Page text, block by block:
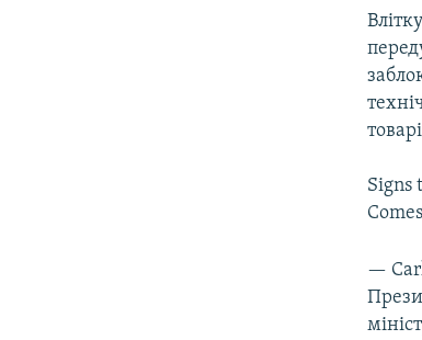
Signs
—